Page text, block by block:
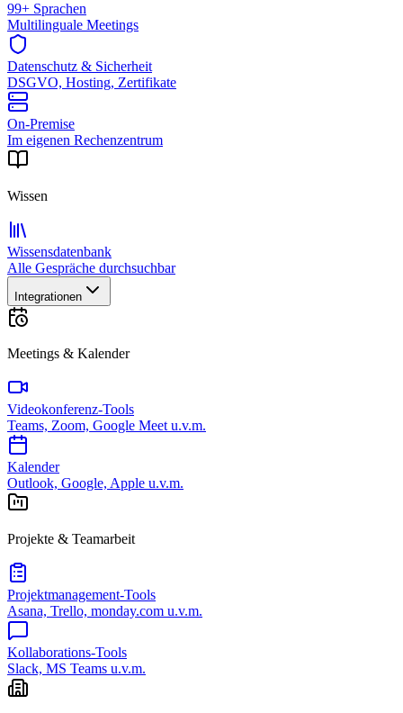
99+ Sprachen
Multilinguale Meetings
Datenschutz & Sicherheit
DSGVO, Hosting, Zertifikate
On-Premise
Im eigenen Rechenzentrum
Wissen
Wissensdatenbank
Alle Gespräche durchsuchbar
Integrationen
Meetings & Kalender
Videokonferenz-Tools
Teams, Zoom, Google Meet u.v.m.
Kalender
Outlook, Google, Apple u.v.m.
Projekte & Teamarbeit
Projektmanagement-Tools
Asana, Trello, monday.com u.v.m.
Kollaborations-Tools
Slack, MS Teams u.v.m.